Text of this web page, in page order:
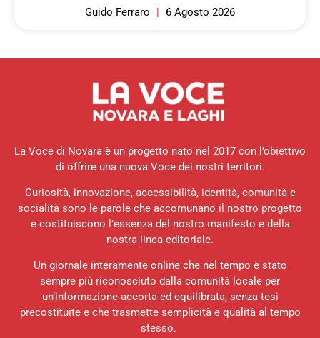
Guido Ferraro 6 Agosto 2026
La Voce di Novara è un progetto nato nel 2017 con l’obiettivo
di offrire una nuova Voce dei nostri territori.
Curiosità, innovazione, accessibilità, identità, comunità e
socialità sono le parole che accomunano il nostro progetto
e costituiscono l’essenza del nostro manifesto e della
nostra linea editoriale.
Un giornale interamente online che nel tempo è stato
sempre più riconosciuto dalla comunità locale per
un’informazione accorta ed equilibrata, senza tesi
precostituite e che trasmette semplicità e qualità al tempo
stesso.